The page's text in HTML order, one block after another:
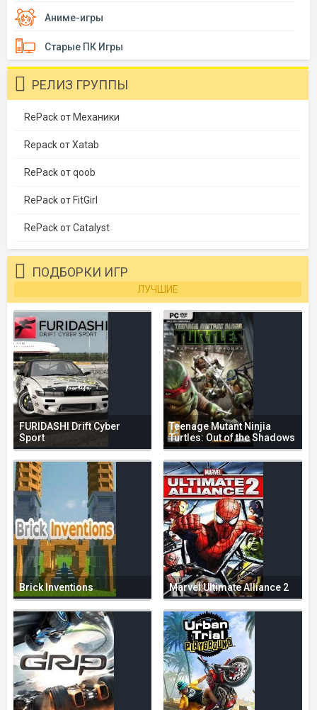
Аниме-игры
Старые ПК Игры
РЕЛИЗ ГРУППЫ
RePack от Механики
Repack от Xatab
RePack от qoob
RePack от FitGirl
RePack от Catalyst
ПОДБОРКИ ИГР
ЛУЧШИЕ
FURIDASHI Drift Cyber
Sport
Teenage Mutant Ninjia
Turtles: Out of the Shadows
Brick Inventions Marvel Ultimate Alliance 2